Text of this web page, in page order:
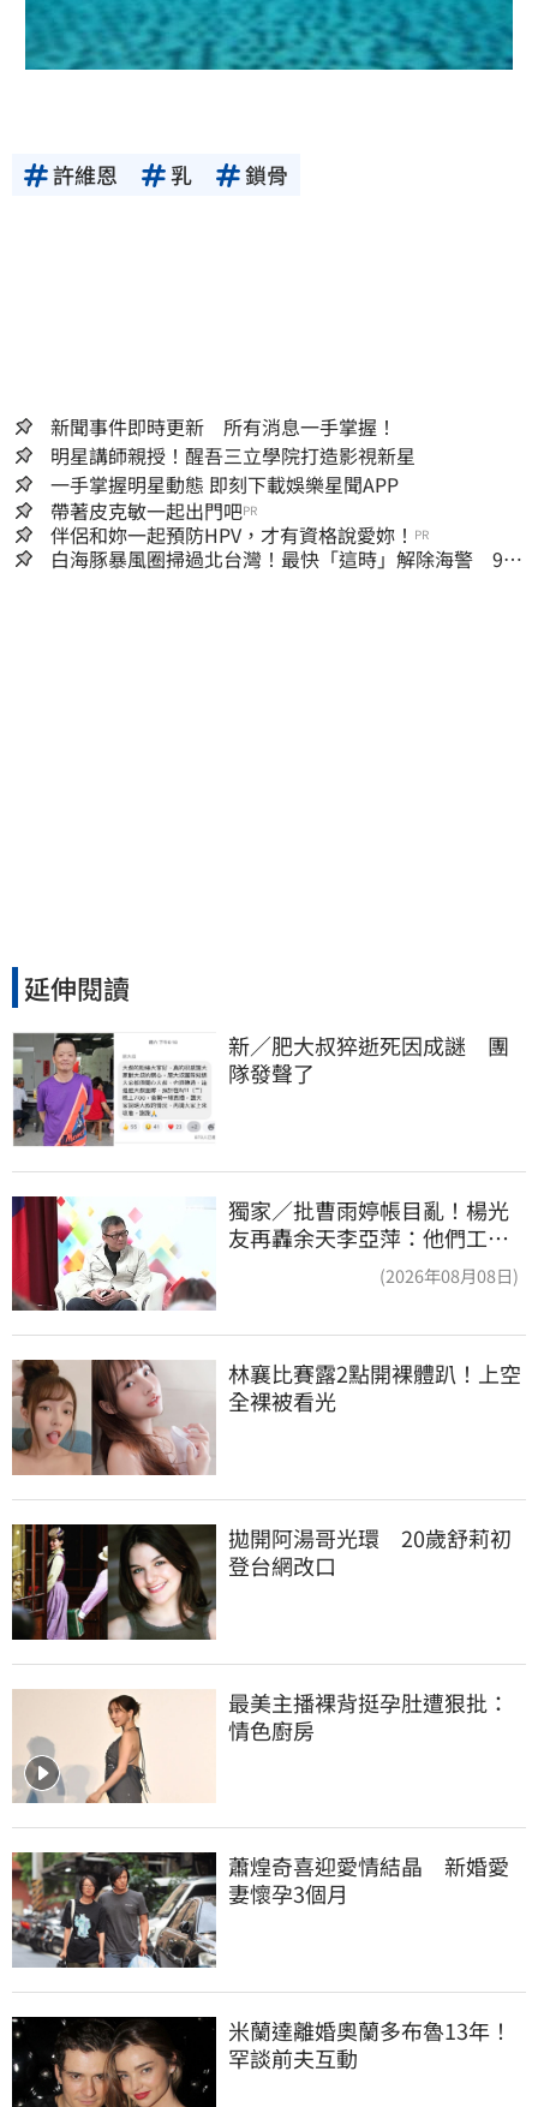
許維恩 乳 鎖骨
新聞事件即時更新 所有消息一手掌握！
明星講師親授！醒吾三立學院打造影視新星
一手掌握明星動態 即刻下載娛樂星聞APP
帶著皮克敏一起出門吧PR
伴侶和妳一起預防HPV，才有資格說愛妳！ PR
白海豚暴風圈掃過北台灣！最快「這時」解除海警 9日
延伸閱讀
新／肥大叔猝逝死因成謎　團
隊發聲了
獨家／批曹雨婷帳目亂！楊光
友再轟余天李亞萍：他們工會
(2026年08月08日)
林襄比賽露2點開裸體趴！上空
全裸被看光
拋開阿湯哥光環　20歲舒莉初
登台網改口
最美主播裸背挺孕肚遭狠批：
情色廚房
蕭煌奇喜迎愛情結晶　新婚愛
妻懷孕3個月
米蘭達離婚奧蘭多布魯13年！
罕談前夫互動